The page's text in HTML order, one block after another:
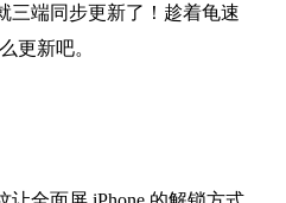
三端同步更新了！趁着龟速
更新吧。